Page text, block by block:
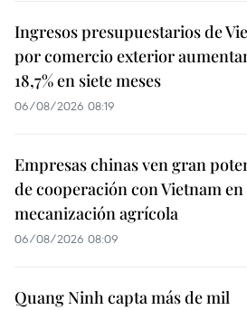
Ingresos presupuestarios de
por comercio exterior
18,7% en siete meses
06/08/2026 08:19
Empresas chinas ven gran
de cooperación con Vietnam en
mecanización agrícola
06/08/2026 08:09
Quang Ninh capta más de mil